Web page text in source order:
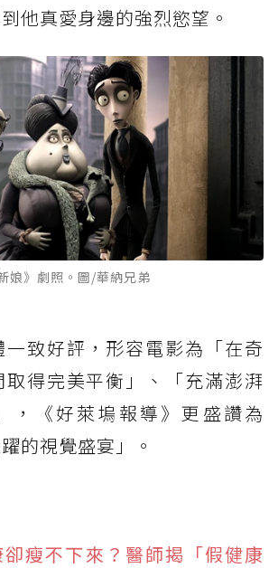
他真愛身邊的強烈慾望。
娘》劇照。圖/華納兄弟
一致好評，形容電影為「在奇
得完美平衡」、「充滿澎湃
，《好萊塢報導》更盛讚為
的視覺盛宴」。
瘦不下來？醫師揭「假健康